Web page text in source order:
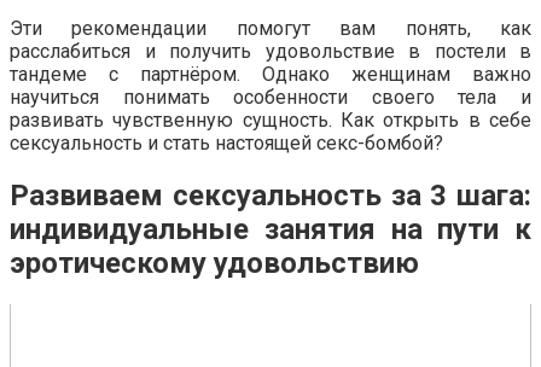
Эти рекомендации помогут вам понять, как
расслабиться и получить удовольствие в постели в
тандеме с партнёром. Однако женщинам важно
научиться понимать особенности своего тела и
развивать чувственную сущность. Как открыть в себе
сексуальность и стать настоящей секс-бомбой?
Развиваем сексуальность за 3 шага:
индивидуальные занятия на пути к
эротическому удовольствию